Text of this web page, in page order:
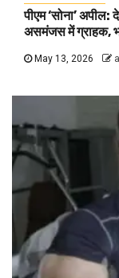
पीएम ‘सोना’
असमंजस में ग्राहक,
May 13, 2026